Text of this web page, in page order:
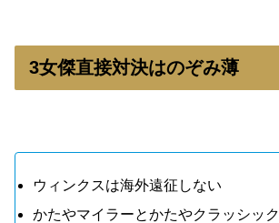
3女傑直接対決はのぞみ薄
ウィンクスは海外遠征しない
かたやマイラーとかたやクラッシック